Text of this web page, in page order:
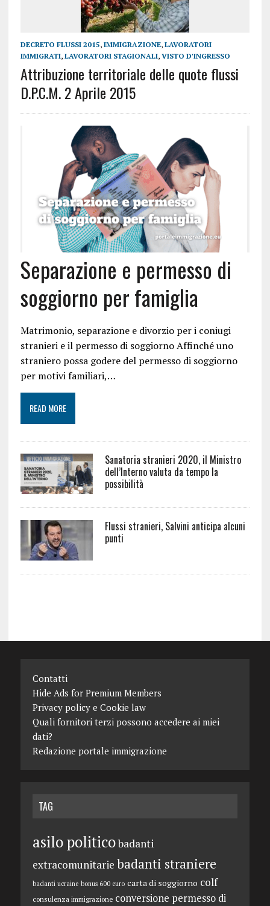
DECRETO FLUSSI 2015, IMMIGRAZIONE, LAVORATORI
IMMIGRATI, LAVORATORI STAGIONALI, VISTO D'INGRESSO
Attribuzione territoriale delle quote flussi
D.P.C.M. 2 Aprile 2015
Separazione e permesso di
soggiorno per famiglia
Matrimonio, separazione e divorzio per i coniugi
stranieri e il permesso di soggiorno Affinché uno
straniero possa godere del permesso di soggiorno
per motivi familiari,…
READ MORE
Sanatoria stranieri 2020, il Ministro
dell’Interno valuta da tempo la
possibilità
Flussi stranieri, Salvini anticipa alcuni
punti
Contatti
Hide Ads for Premium Members
Privacy policy e Cookie law
Quali fornitori terzi possono accedere ai miei
dati?
Redazione portale immigrazione
TAG
asilo politicobadanti
extracomunitarie badanti straniere
badanti ucraine bonus 600 euro carta di soggiorno colf
consulenza immigrazione conversione permesso di